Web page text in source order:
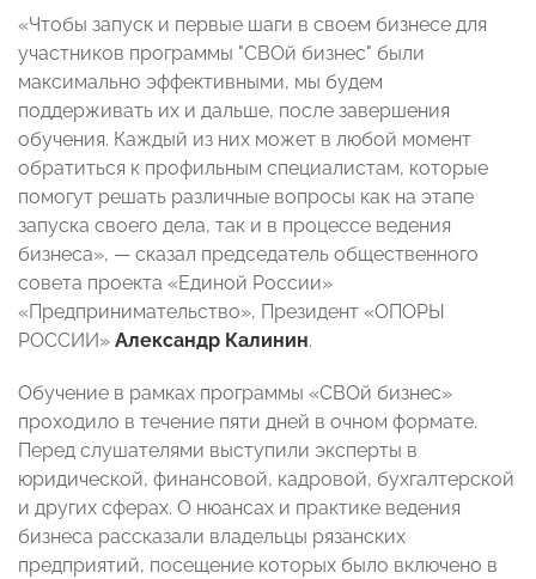
«Чтобы запуск и первые шаги в своем бизнесе для
участников программы "СВОй бизнес" были
максимально эффективными, мы будем
поддерживать их и дальше, после завершения
обучения. Каждый из них может в любой момент
обратиться к профильным специалистам, которые
помогут решать различные вопросы как на этапе
запуска своего дела, так и в процессе ведения
бизнеса», — сказал председатель общественного
совета проекта «Единой России»
«Предпринимательство», Президент «ОПОРЫ
РОССИИ» Александр Калинин.
Обучение в рамках программы «СВОй бизнес»
проходило в течение пяти дней в очном формате.
Перед слушателями выступили эксперты в
юридической, финансовой, кадровой, бухгалтерской
и других сферах. О нюансах и практике ведения
бизнеса рассказали владельцы рязанских
предприятий, посещение которых было включено в